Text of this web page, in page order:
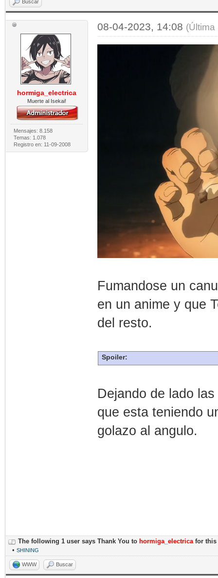
Buscar
hormiga_electrica
Muerte al Isekai!
Mensajes: 8.158
Temas: 1.078
Registro en: 11-09-2008
08-04-2023, 14:08
Fumandose un
en un anime y que
del resto.
Spoiler:
Dejando de lado
que esta teniendo
golazo al angulo.
The following 1 user says Thank You to hormiga_electricafor this
• SHINING
WWW Buscar